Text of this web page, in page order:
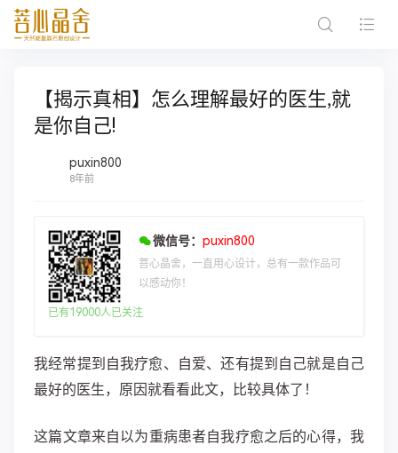
【揭示真相】怎么理解最好的医生,就
是你自己!
puxin800
8年前
微信号： puxin800
菩心晶舍，一直用心设计，总有一款作品可
以感动你！
已有19000人已关注
我经常提到自我疗愈、自爱、还有提到自己就是自己
最好的医生，原因就看看此文，比较具体了！
​​这篇文章来自以为重病患者自我疗愈之后的心得，我